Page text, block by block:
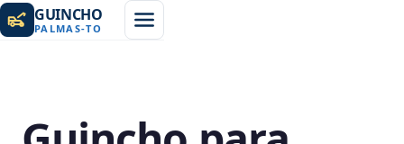
GUINCHO
PALMAS-TO